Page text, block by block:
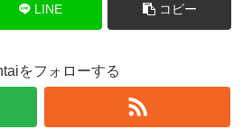
LINE コピー
をフォローする